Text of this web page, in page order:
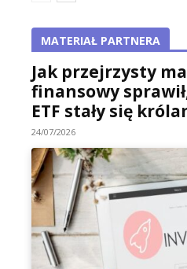
MATERIAŁ PARTNERA
Jak przejrzysty
finansowy
ETF stały się
24/07/2026